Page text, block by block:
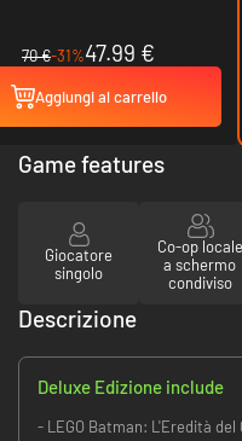
70 €-31%47.99 €
Aggiungi al carrello
Game features
Giocatore
singolo
Co-op locale
a schermo
condiviso
Descrizione
Deluxe Edizione include
- LEGO Batman: L'Eredità del